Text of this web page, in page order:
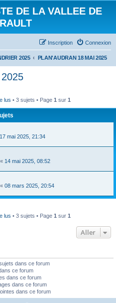
DE LA VALLEE DE
Connexion
Inscription
2025 PLAN'AUDRAN 18 MAI 2025
lus • 3 sujets • Page 1 sur 1
17 mai 2025, 21:34
« 14 mai 2025, 08:52
« 08 mars 2025, 20:54
lus • 3 sujets • Page 1 sur 1
Aller
dans ce forum
ce forum
dans ce forum
dans ce forum
dans ce forum